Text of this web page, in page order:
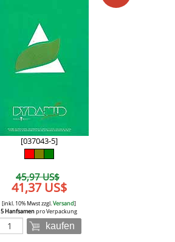
[037043-5]
45,97 US$
41,37 US$
[inkl. 10% Mwst zzgl.Versand]
5 Hanfsamenpro Verpackung
kaufen